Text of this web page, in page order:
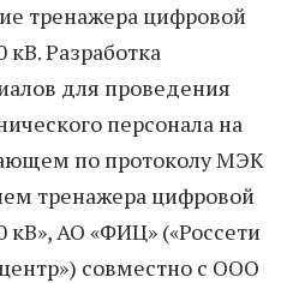
тренажера цифровой
Разработка
для проведения
персонала на
по протоколу МЭК
тренажера цифровой
АО «ФИЦ» («Россети
совместно с ООО